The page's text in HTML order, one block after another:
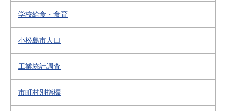
学校給食・食育
小松島市人口
工業統計調査
市町村別指標